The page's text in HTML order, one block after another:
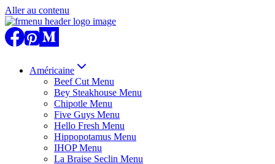
Aller au contenu
Américaine
Beef Cut Menu
Bey Steakhouse Menu
Chipotle Menu
Five Guys Menu
Hello Fresh Menu
Hippopotamus Menu
IHOP Menu
La Braise Seclin Menu